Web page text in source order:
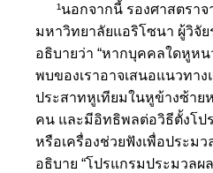
¹นอกจากนี้ รองศาสตราจ
มหาวิทยาลัยแอริโซนา ผู้วิจัย
อธิบายว่า “หากบุคคลใดหูห
พบของเราอาจเสนอแนวทา
ประสาทหูเทียมในหูข้างซ้าย
คน และมีอิทธิพลต่อวิธีตั้งโป
หรือเครื่องช่วยฟังเพื่อประมว
อธิบาย “โปรแกรมประมวล